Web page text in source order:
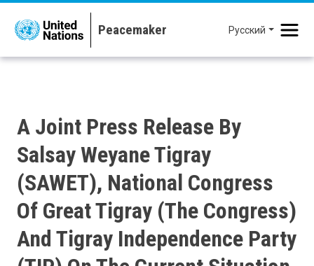
Перейти к основному содержанию
Русский
A Joint Press Release By
Salsay Weyane Tigray
(SAWET), National Congress
Of Great Tigray (the Congress)
And Tigray Independence Party